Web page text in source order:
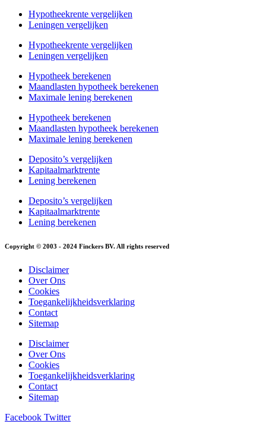
Hypotheekrente vergelijken
Leningen vergelijken
Hypotheekrente vergelijken
Leningen vergelijken
Hypotheek berekenen
Maandlasten hypotheek berekenen
Maximale lening berekenen
Hypotheek berekenen
Maandlasten hypotheek berekenen
Maximale lening berekenen
Deposito’s vergelijken
Kapitaalmarktrente
Lening berekenen
Deposito’s vergelijken
Kapitaalmarktrente
Lening berekenen
Copyright © 2003 - 2024 Finckers BV. All rights reserved
Disclaimer
Over Ons
Cookies
Toegankelijkheidsverklaring
Contact
Sitemap
Disclaimer
Over Ons
Cookies
Toegankelijkheidsverklaring
Contact
Sitemap
Facebook Twitter